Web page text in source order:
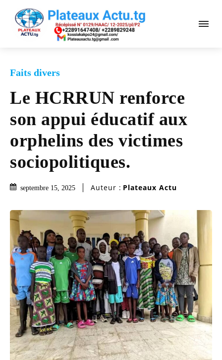
Faits divers
Le HCRRUN renforce
son appui éducatif aux
orphelins des victimes
sociopolitiques.
septembre 15, 2025 Auteur : Plateaux Actu